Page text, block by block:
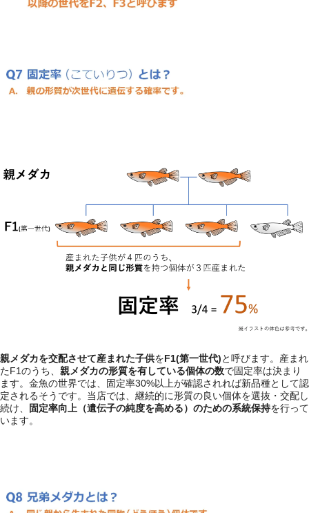
親メダカを交配させて産まれた子供をF1(第一世代)と呼びます。産まれ
たF1のうち、 親メダカの形質を有している個体の数で固定率は決まり
ます。金魚の世界では、固定率30%以上が確認されれば新品種として認
定されるそうです。当店では、継続的に形質の良い個体を選抜・交配し
続け、
固定率向上（遺伝子の純度を高める）のための系統保持を行って
います。